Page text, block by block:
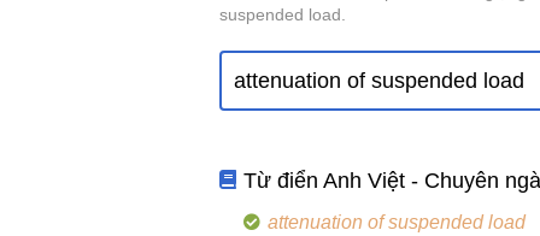
suspended load.
Từ điển Anh Việt - Chuyên
attenuation of suspended load